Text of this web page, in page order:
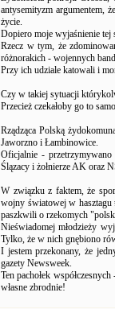
antysemityzm argumentem,
życie.
Dopiero moje wyjaśnienie tej
Rzecz w tym, że
różnorakich - wojennych
Przy ich udziale katowali i
Czy w takiej sytuacji
Przecież czekałoby go to
Rządząca Polską
Jaworzno i Łambinowice.
Oficjalnie -
Ślązacy i żołnierze AK oraz
W związku z faktem, że
wojny światowej w hasztagu
paszkwili o rzekomych
Nieświadomej młodzieży
Tylko, że w nich gnębiono
I jestem przekonany, że
gazety Newsweek.
Ten pachołek
własne zbrodnie!